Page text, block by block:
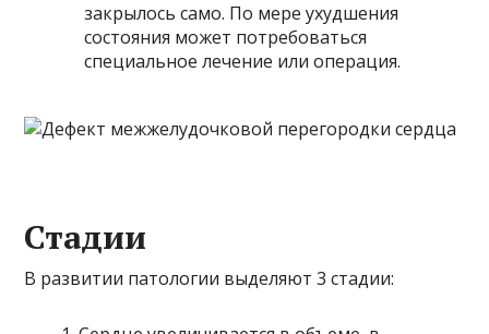
закрылось само. По мере ухудшения
состояния может потребоваться
специальное лечение или операция.
Стадии
В развитии патологии выделяют 3 стадии: